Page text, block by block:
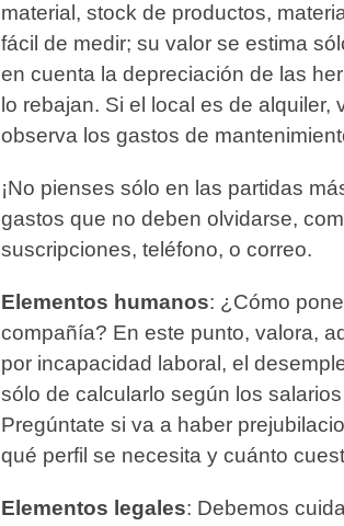
material, stock de productos,
fácil de medir; su valor se estima
en cuenta la depreciación de las
lo rebajan. Si el local es de
observa los gastos de
¡No pienses sólo en las partidas
gastos que no deben olvidarse,
suscripciones, teléfono, o correo.
Elementos humanos: ¿Cómo
compañía? En este punto, valora,
por incapacidad laboral, el
sólo de calcularlo según los
Pregúntate si va a haber
qué perfil se necesita y cuánto
Elementos legales: Debemos